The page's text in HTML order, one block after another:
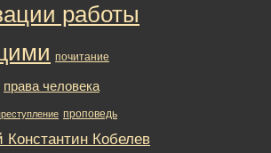
работы
почитание
права человека
проповедь
Константин Кобелев